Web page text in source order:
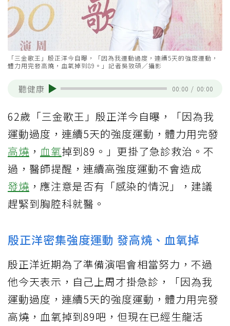
「三金歌王」殷正洋今自曝，「因為我運動過度，連續5天的強度運動，
體力用完發高燒，血氧掉到89。」記者吳致碩／攝影
聽健康 00:00 / 00:00
62歲「三金歌王」殷正洋今自曝，「因為我
運動過度，連續5天的強度運動，體力用完發
高燒 ， 血氧掉到89。」更掛了急診救治。不
過，醫師提醒，連續高強度運動不會造成
發燒 ，應注意是否有「感染的情況」，建議
趕緊到胸腔科就醫。
殷正洋密集強度運動 發高燒、血氧掉
殷正洋近期為了準備演唱會相當努力，不過
他今天表示，自己上周才掛急診，「因為我
運動過度，連續5天的強度運動，體力用完發
高燒，血氧掉到89吧，但現在已經生龍活